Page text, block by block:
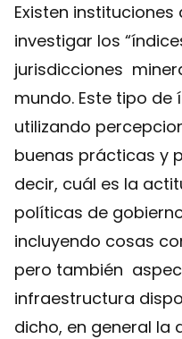
Existen
investigar los
jurisdicciones
mundo. Este tipo de
utilizando
buenas prácticas y
decir, cuál es la
políticas de
incluyendo cosas
pero también
infraestructura
dicho, en general la